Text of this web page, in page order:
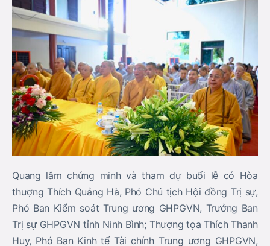
Quang lâm chứng minh và tham dự buổi lễ có Hòa
thượng Thích Quảng Hà, Phó Chủ tịch Hội đồng Trị sự,
Phó Ban Kiểm soát Trung ương GHPGVN, Trưởng Ban
Trị sự GHPGVN tỉnh Ninh Bình; Thượng tọa Thích Thanh
Huy, Phó Ban Kinh tế Tài chính Trung ương GHPGVN,